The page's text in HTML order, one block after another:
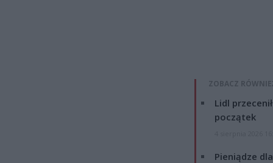
ZOBACZ
Lidl
początek
Pieniądze